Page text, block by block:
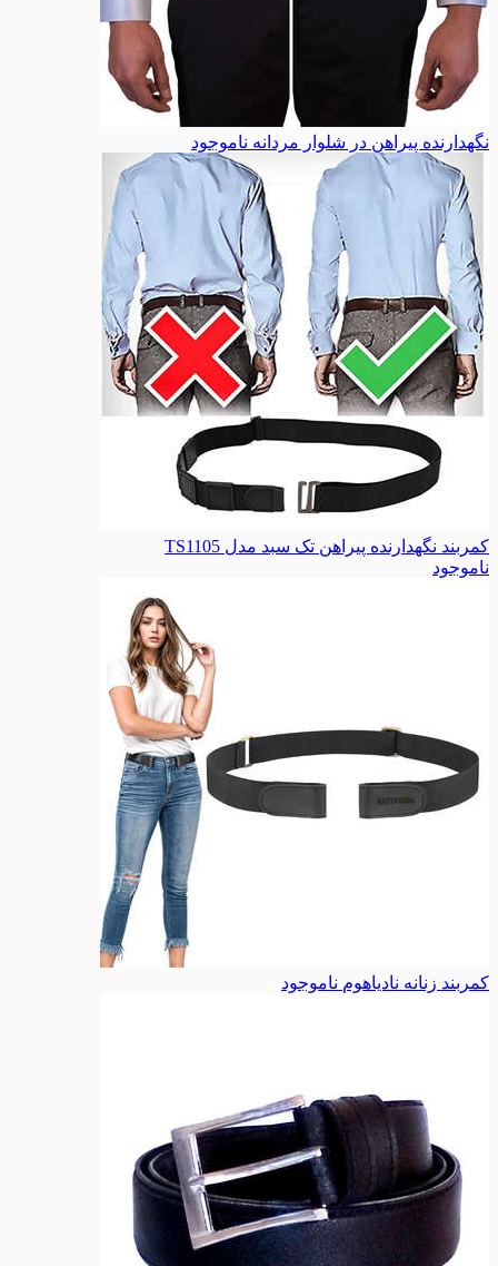
نگهدارنده پیراهن در شلوار مردانه ناموجود
کمربند نگهدارنده پیراهن تک سبد مدل TS1105
ناموجود
کمربند زنانه نادیاهوم ناموجود